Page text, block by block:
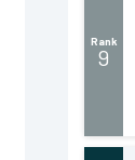
Rank
9